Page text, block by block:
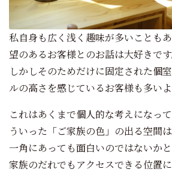
私自身も広く浅く趣味が多いことも
望のあるお客様とのお話は大好きです
しかしそのためだけに固定された個
ルの高さを感じているお客様も多いよ
これはあくまで個人的な考えになっ
ういった「ご家族の色」の出る空間
一角にあっても面白いのではないかと
家族のだれでもアクセスできる位置